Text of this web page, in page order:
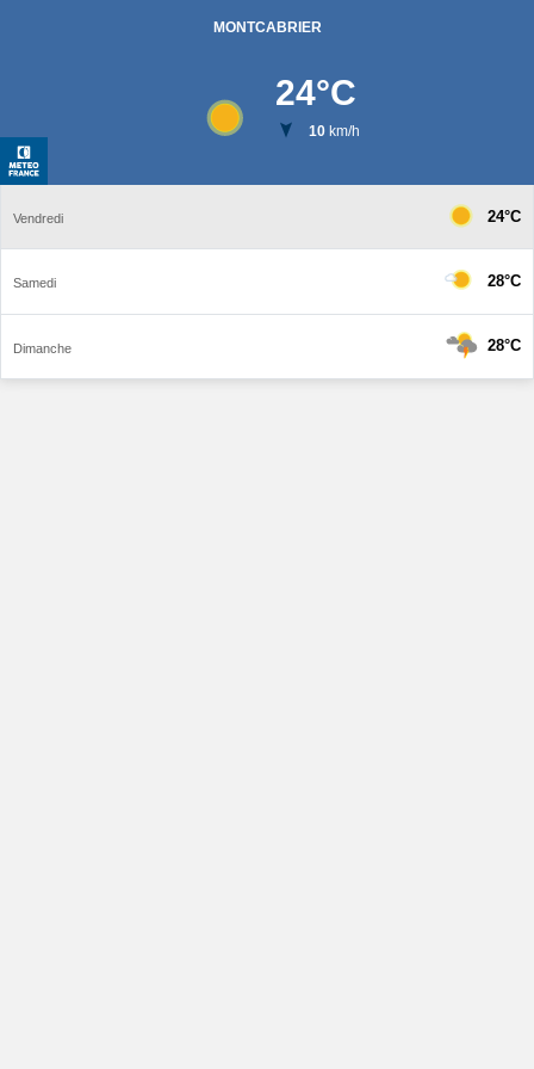
MONTCABRIER
24°C
10km/h
Vendredi 24°C
Samedi 28°C
Dimanche 28°C